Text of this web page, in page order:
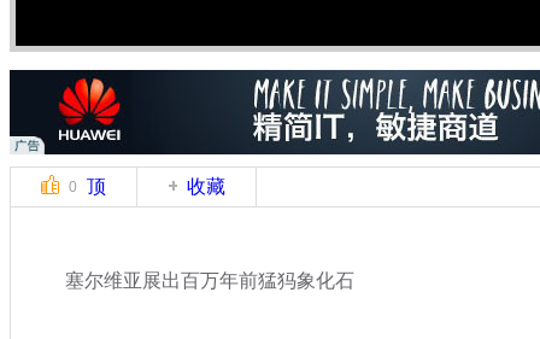
0 顶 收藏
塞尔维亚展出百万年前猛犸象化石